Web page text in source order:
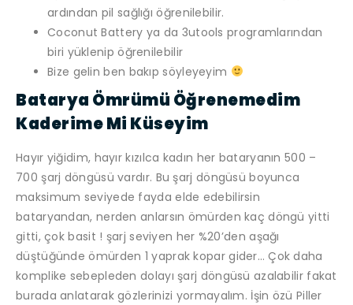
ardından pil sağlığı öğrenilebilir.
Coconut Battery ya da 3utools programlarından
biri yüklenip öğrenilebilir
Bize gelin ben bakıp söyleyeyim
Batarya Ömrümü Öğrenemedim
Kaderime Mi Küseyim
Hayır yiğidim, hayır kızılca kadın her bataryanın 500 –
700 şarj döngüsü vardır. Bu şarj döngüsü boyunca
maksimum seviyede fayda elde edebilirsin
bataryandan, nerden anlarsın ömürden kaç döngü yitti
gitti, çok basit ! şarj seviyen her %20’den aşağı
düştüğünde ömürden 1 yaprak kopar gider… Çok daha
komplike sebepleden dolayı şarj döngüsü azalabilir fakat
burada anlatarak gözlerinizi yormayalım. İşin özü Piller